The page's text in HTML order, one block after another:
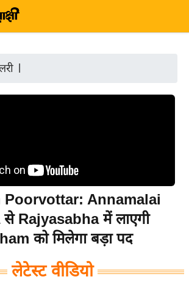
Poorvottar: Annamalai
Rajyasabha में लाएगी
को मिलेगा बड़ा पद
लेटेस्ट वीडियो